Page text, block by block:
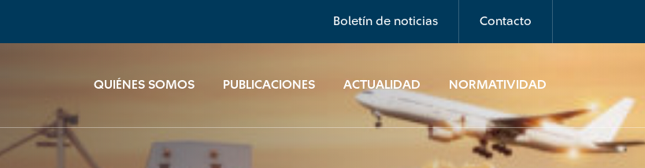
Boletín de noticias Contacto
QUIÉNES SOMOS PUBLICACIONES ACTUALIDAD NORMATIVIDAD